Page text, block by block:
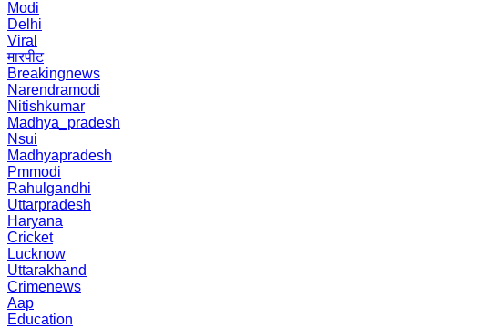
Modi
Delhi
Viral
मारपीट
Breakingnews
Narendramodi
Nitishkumar
Madhya_pradesh
Nsui
Madhyapradesh
Pmmodi
Rahulgandhi
Uttarpradesh
Haryana
Cricket
Lucknow
Uttarakhand
Crimenews
Aap
Education